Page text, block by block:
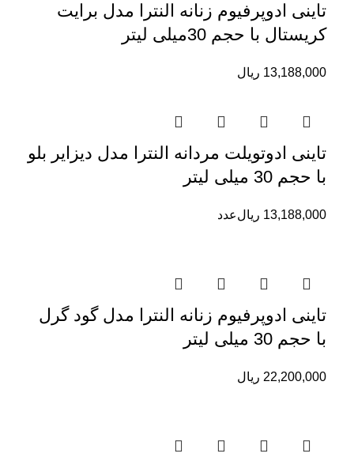
تاینی ادوپرفیوم زنانه النترا مدل برایت
کریستال با حجم 30میلی لیتر
13,188,000 ریال
تاینی ادوتویلت مردانه النترا مدل دیزایر بلو
با حجم 30 میلی لیتر
13,188,000 ریالعدد
تاینی ادوپرفیوم زنانه النترا مدل گود گرل
با حجم 30 میلی لیتر
22,200,000 ریال